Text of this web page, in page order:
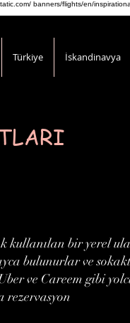
banners/flights/en/
Türkiye İskandinavya
kullanılan bir yerel
bulunurlar ve
ve Careem gibi
rezervasyon